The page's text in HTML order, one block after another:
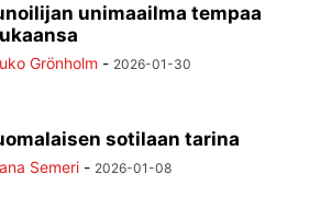
unimaailma tempaa
Grönholm - 2026-01-30
sotilaan tarina
Semeri - 2026-01-08